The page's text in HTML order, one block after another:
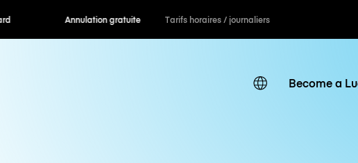
Annulation gratuite Tarifs horaires / journaliers
Become a